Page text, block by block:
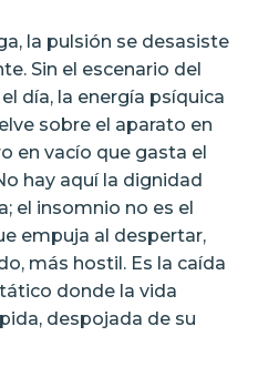
la pulsión se desasiste
Sin el escenario del
día, la energía psíquica
sobre el aparato en
en vacío que gasta el
hay aquí la dignidad
el insomnio no es el
empuja al despertar,
más hostil. Es la caída
donde la vida
despojada de su